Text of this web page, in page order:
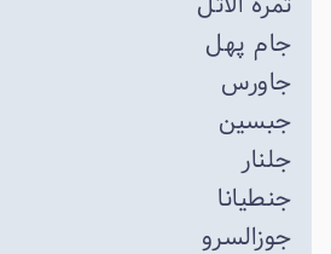
جام پهل
جاورس
جبسین
جلنار
جنطیانا
جوزالسرو